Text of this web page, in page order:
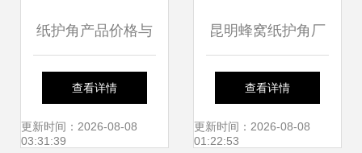
纸护角产品价格与
批发指南 如何选对
厂家
查看详情
更新时间：2026-08-08
03:31:39
昆明蜂窝纸护角厂
与纸桶生产的ERP
流程优化实践
查看详情
更新时间：2026-08-08
01:22:53